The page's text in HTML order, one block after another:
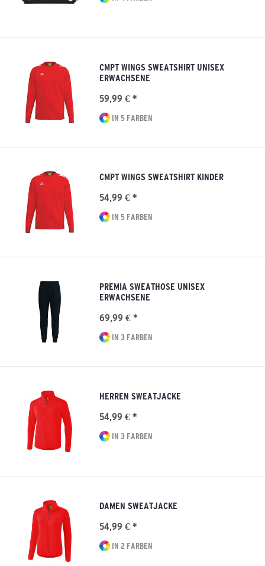
CMPT WINGS SWEATSHIRT UNISEX
ERWACHSENE
59,99 € *
IN 5 FARBEN
CMPT WINGS SWEATSHIRT KINDER
54,99 € *
IN 5 FARBEN
PREMIA SWEATHOSE UNISEX
ERWACHSENE
69,99 € *
IN 3 FARBEN
HERREN SWEATJACKE
54,99 € *
IN 3 FARBEN
DAMEN SWEATJACKE
54,99 € *
IN 2 FARBEN